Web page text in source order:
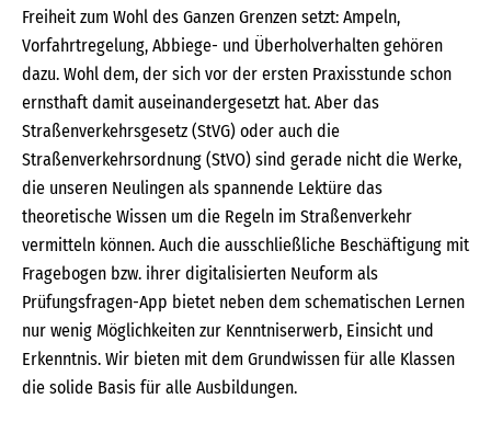
Freiheit zum Wohl des Ganzen Grenzen setzt: Ampeln,
Vorfahrtregelung, Abbiege- und Überholverhalten gehören
dazu. Wohl dem, der sich vor der ersten Praxisstunde schon
ernsthaft damit auseinandergesetzt hat. Aber das
Straßenverkehrsgesetz (StVG) oder auch die
Straßenverkehrsordnung (StVO) sind gerade nicht die Werke,
die unseren Neulingen als spannende Lektüre das
theoretische Wissen um die Regeln im Straßenverkehr
vermitteln können. Auch die ausschließliche Beschäftigung mit
Fragebogen bzw. ihrer digitalisierten Neuform als
Prüfungsfragen-App bietet neben dem schematischen Lernen
nur wenig Möglichkeiten zur Kenntniserwerb, Einsicht und
Erkenntnis. Wir bieten mit dem Grundwissen für alle Klassen
die solide Basis für alle Ausbildungen.